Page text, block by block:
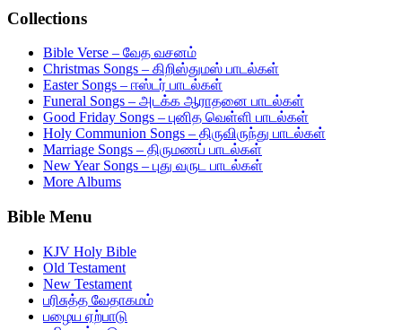
Collections
Bible Verse – வேத வசனம்
Christmas Songs – கிறிஸ்துமஸ் பாடல்கள்
Easter Songs – ஈஸ்டர் பாடல்கள்
Funeral Songs – அடக்க ஆராதனை பாடல்கள்
Good Friday Songs – புனித வெள்ளி பாடல்கள்
Holy Communion Songs – திருவிருந்து பாடல்கள்
Marriage Songs – திருமணப் பாடல்கள்
New Year Songs – புது வருட பாடல்கள்
More Albums
Bible Menu
KJV Holy Bible
Old Testament
New Testament
பரிசுத்த வேதாகமம்
பழைய ஏற்பாடு